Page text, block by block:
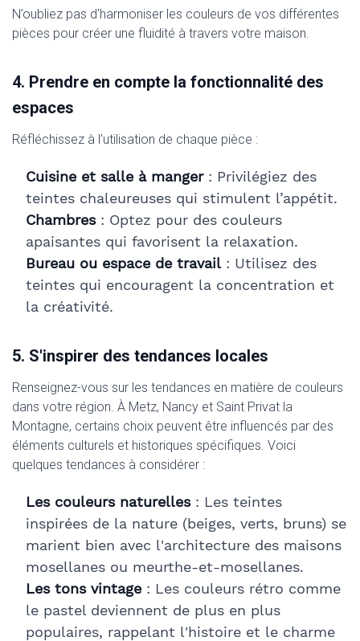
N’oubliez pas d'harmoniser les couleurs de vos différentes
pièces pour créer une fluidité à travers votre maison.
4. Prendre en compte la fonctionnalité des
espaces
Réfléchissez à l’utilisation de chaque pièce :
Cuisine et salle à manger: Privilégiez des
teintes chaleureuses qui stimulent l’appétit.
Chambres: Optez pour des couleurs
apaisantes qui favorisent la relaxation.
Bureau ou espace de travail: Utilisez des
teintes qui encouragent la concentration et
la créativité.
5. S'inspirer des tendances locales
Renseignez-vous sur les tendances en matière de couleurs
dans votre région. À Metz, Nancy et Saint Privat la
Montagne, certains choix peuvent être influencés par des
éléments culturels et historiques spécifiques. Voici
quelques tendances à considérer :
Les couleurs naturelles: Les teintes
inspirées de la nature (beiges, verts, bruns) se
marient bien avec l'architecture des maisons
mosellanes ou meurthe-et-mosellanes.
Les tons vintage: Les couleurs rétro comme
le pastel deviennent de plus en plus
populaires, rappelant l'histoire et le charme